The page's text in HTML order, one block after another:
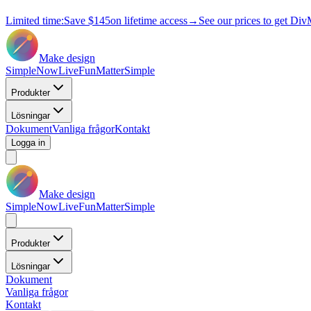
Limited time:Save $145on lifetime access→ See our prices to get
Make design
SimpleNowLiveFunMatterSimple
Produkter
Lösningar
DokumentVanliga frågorKontakt
Logga in
Make design
SimpleNowLiveFunMatterSimple
Produkter
Lösningar
Dokument
Vanliga frågor
Kontakt